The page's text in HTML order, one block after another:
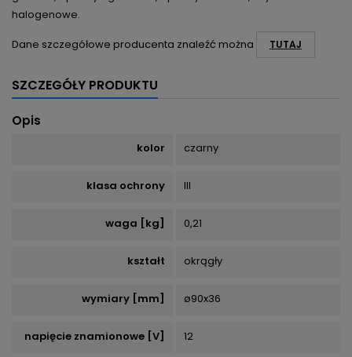
halogenowe.
Dane szczegółowe producenta znaleźć można
TUTAJ
SZCZEGÓŁY PRODUKTU
Opis
kolor czarny
klasa ochrony III
waga [kg] 0,21
kształt okrągły
wymiary [mm] ø90x36
napięcie znamionowe [V] 12